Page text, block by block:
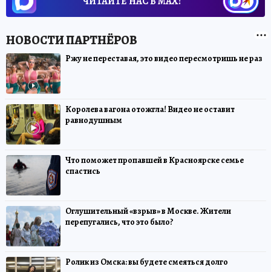
Ржу не переставая, это видео пересмотришь не раз
Королева вагона отожгла! Видео не оставит
равнодушным
Что поможет пропавшей в Красноярске семье
спастись
Оглушительный «взрыв» в Москве. Жители
перепугались, что это было?
Ролик из Омска: вы будете смеяться долго